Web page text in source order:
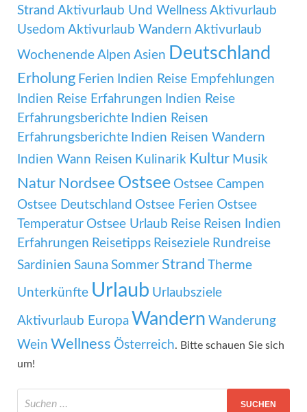
Strand Aktivurlaub Und Wellness Aktivurlaub
Usedom Aktivurlaub Wandern Aktivurlaub
Wochenende Alpen Asien Deutschland
Erholung Ferien Indien Reise Empfehlungen
Indien Reise Erfahrungen Indien Reise
Erfahrungsberichte Indien Reisen
Erfahrungsberichte Indien Reisen Wandern
Indien Wann Reisen Kulinarik Kultur Musik
Natur Nordsee Ostsee Ostsee Campen
Ostsee Deutschland Ostsee Ferien Ostsee
Temperatur Ostsee Urlaub Reise Reisen Indien
Erfahrungen Reisetipps Reiseziele Rundreise
Sardinien Sauna Sommer Strand Therme
Unterkünfte Urlaub Urlaubsziele
Aktivurlaub Europa Wandern Wanderung
Wein Wellness Österreich. Bitte schauen Sie sich
um!